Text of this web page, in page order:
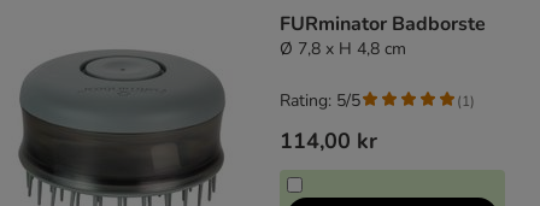
FURminator Badborste
Ø 7,8 x H 4,8 cm
114,00 kr
Rating: 5/5 (1)